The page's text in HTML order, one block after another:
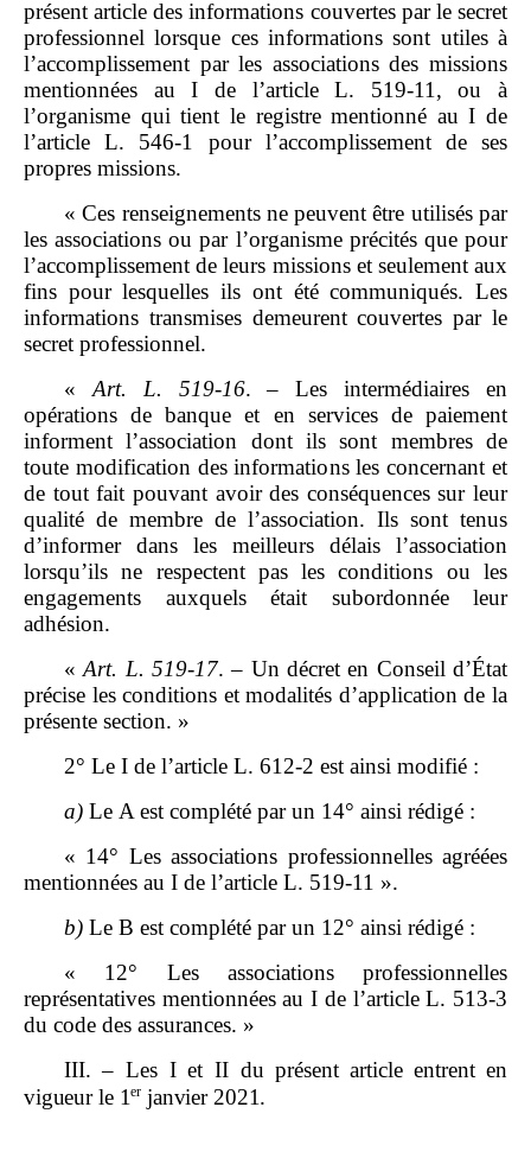
présent article des informations couvertes par le secret
professionnel lorsque ces informations sont utiles à
l’accomplissement par les associations des missions
mentionnées au I de l’article L. 519‑11, ou à
l’organisme qui tient le registre mentionné au I de
l’article L. 546‑1 pour l’accomplissement de ses
propres missions.
« Ces renseignements ne peuvent être utilisés par
les associations ou par l’organisme précités que pour
l’accomplissement de leurs missions et seulement aux
fins pour lesquelles ils ont été communiqués. Les
informations transmises demeurent couvertes par le
secret professionnel.
« Art. L. 519‑16. – Les intermédiaires en
opérations de banque et en services de paiement
informent l’association dont ils sont membres de
toute modification des informations les concernant et
de tout fait pouvant avoir des conséquences sur leur
qualité de membre de l’association. Ils sont tenus
d’informer dans les meilleurs délais l’association
lorsqu’ils ne respectent pas les conditions ou les
engagements auxquels était subordonnée leur
adhésion.
«Art. L. 519‑17. – Un décret en Conseil d’État
précise les conditions et modalités d’application de la
présente section. »
2° Le I de l’article L. 612‑2 est ainsi modifié :
a) Le A est complété par un 14° ainsi rédigé :
« 14° Les associations professionnelles agréées
mentionnées au I de l’article L. 519‑11 ».
b) Le B est complété par un 12° ainsi rédigé :
« 12° Les associations professionnelles
représentatives mentionnées au I de l’article L. 513‑3
du code des assurances. »
III. – Les I et II du présent article entrenten
vigueur le 1er janvier 2021.